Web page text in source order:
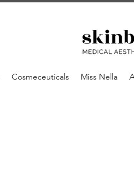
Cosmeceuticals Miss Nella